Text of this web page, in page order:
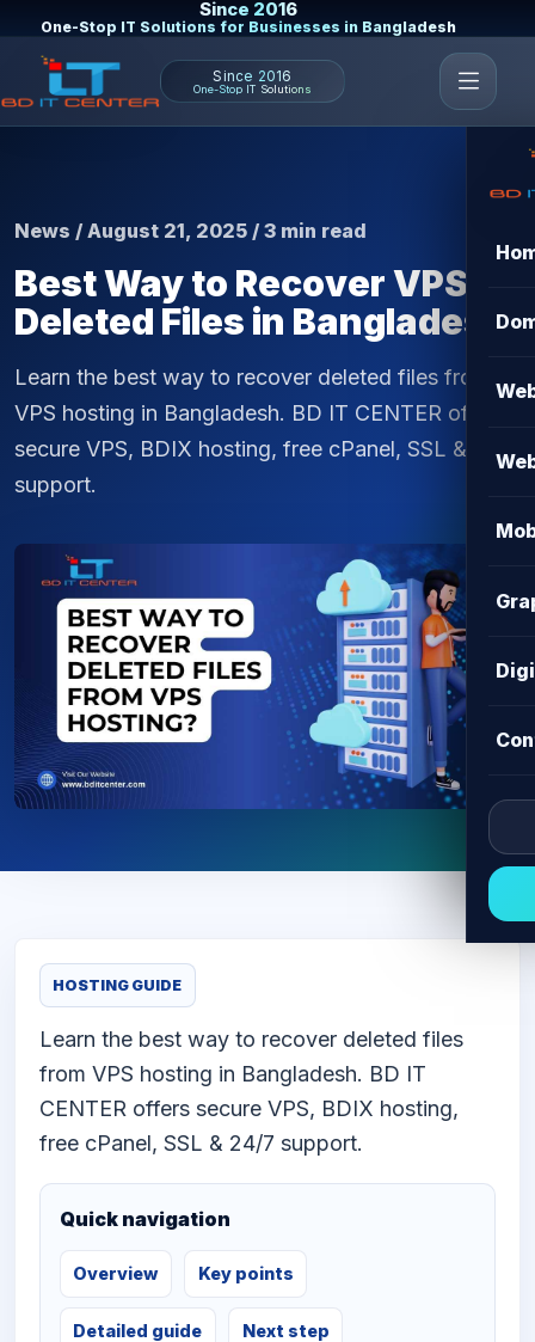
Since 2016
One-Stop IT Solutions for Businesses in Bangladesh
Since 2016
One-Stop IT Solutions
News / August 21, 2025 / 3 min read
Best Way to Recover VPS
Deleted Files in Bangladesh
Learn the best way to recover deleted files from
VPS hosting in Bangladesh. BD IT CENTER offers
secure VPS, BDIX hosting, free cPanel, SSL & 24/7
support.
HOSTING GUIDE
Learn the best way to recover deleted files
from VPS hosting in Bangladesh. BD IT
CENTER offers secure VPS, BDIX hosting,
free cPanel, SSL & 24/7 support.
Quick navigation
Overview Key points
Detailed guide Next step